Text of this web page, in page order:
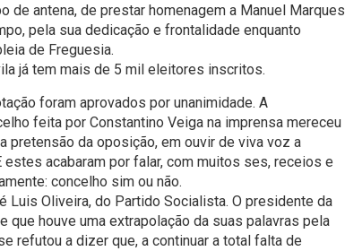
de antena, de prestar homenagem a Manuel Marques
pela sua dedicação e frontalidade enquanto
de Freguesia.
já tem mais de 5 mil eleitores inscritos.
foram aprovados por unanimidade. A
feita por Constantino Veiga na imprensa mereceu
pretensão da oposição, em ouvir de viva voz a
acabaram por falar, com muitos ses, receios e
concelho sim ou não.
Luis Oliveira, do Partido Socialista. O presidente da
que houve uma extrapolação da suas palavras pela
refutou a dizer que, a continuar a total falta de